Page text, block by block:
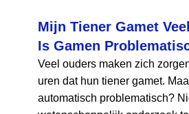
Mijn Tiener Gamet
Is Gamen
Veel ouders maken zich
uren dat hun tiener gamet.
automatisch problematisch?